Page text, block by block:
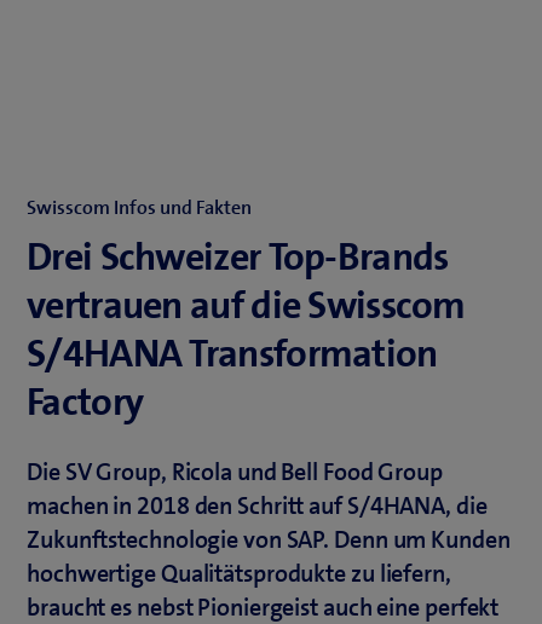
Swisscom Infos und Fakten
Drei Schweizer Top-Brands
vertrauen auf die Swisscom
S/4HANA Transformation
Factory
Die SV Group, Ricola und Bell Food Group
machen in 2018 den Schritt auf S/4HANA, die
Zukunftstechnologie von SAP. Denn um Kunden
hochwertige Qualitätsprodukte zu liefern,
braucht es nebst Pioniergeist auch eine perfekt